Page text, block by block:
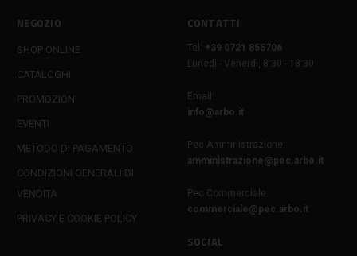
NEGOZIO
SHOP ONLINE
CATALOGHI
PROMOZIONI
EVENTI
METODO DI PAGAMENTO
CONDIZIONI GENERALI DI
VENDITA
PRIVACY E COOKIE POLICY
CONTATTI
Tel:
+39 0721 855706
Lunedì - Venerdì, 8:30 - 18:30
Email:
info@arbo.it
Pec Amministrazione:
amministrazione@pec.arbo.it
Pec Commerciale:
commerciale@pec.arbo.it
SOCIAL